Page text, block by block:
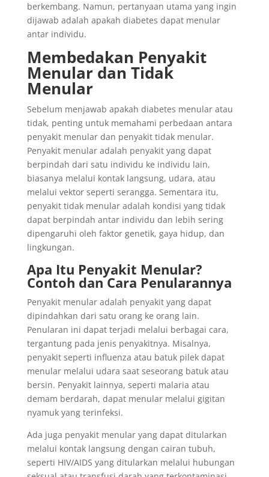
berkembang. Namun, pertanyaan utama yang ingin
dijawab adalah apakah diabetes dapat menular
antar individu.
Membedakan Penyakit
Menular dan Tidak
Menular
Sebelum menjawab apakah diabetes menular atau
tidak, penting untuk memahami perbedaan antara
penyakit menular dan penyakit tidak menular.
Penyakit menular adalah penyakit yang dapat
berpindah dari satu individu ke individu lain,
biasanya melalui kontak langsung, udara, atau
melalui vektor seperti serangga. Sementara itu,
penyakit tidak menular adalah kondisi yang tidak
dapat berpindah antar individu dan lebih sering
dipengaruhi oleh faktor genetik, gaya hidup, dan
lingkungan.
Apa Itu Penyakit Menular?
Contoh dan Cara Penularannya
Penyakit menular adalah penyakit yang dapat
dipindahkan dari satu orang ke orang lain.
Penularan ini dapat terjadi melalui berbagai cara,
tergantung pada jenis penyakitnya. Misalnya,
penyakit seperti influenza atau batuk pilek dapat
menular melalui udara saat seseorang batuk atau
bersin. Penyakit lainnya, seperti malaria atau
demam berdarah, dapat menular melalui gigitan
nyamuk yang terinfeksi.
Ada juga penyakit menular yang dapat ditularkan
melalui kontak langsung dengan cairan tubuh,
seperti HIV/AIDS yang ditularkan melalui hubungan